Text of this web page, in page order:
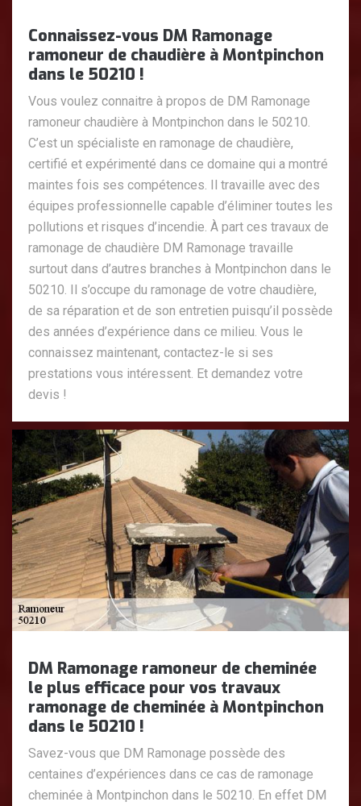
Connaissez-vous DM Ramonage
ramoneur de chaudière à Montpinchon
dans le 50210 !
Vous voulez connaitre à propos de DM Ramonage
ramoneur chaudière à Montpinchon dans le 50210.
C’est un spécialiste en ramonage de chaudière,
certifié et expérimenté dans ce domaine qui a montré
maintes fois ses compétences. Il travaille avec des
équipes professionnelle capable d’éliminer toutes les
pollutions et risques d’incendie. À part ces travaux de
ramonage de chaudière DM Ramonage travaille
surtout dans d’autres branches à Montpinchon dans le
50210. Il s’occupe du ramonage de votre chaudière,
de sa réparation et de son entretien puisqu’il possède
des années d’expérience dans ce milieu. Vous le
connaissez maintenant, contactez-le si ses
prestations vous intéressent. Et demandez votre
devis !
DM Ramonage ramoneur de cheminée
le plus efficace pour vos travaux
ramonage de cheminée à Montpinchon
dans le 50210 !
Savez-vous que DM Ramonage possède des
centaines d’expériences dans ce cas de ramonage
cheminée à Montpinchon dans le 50210. En effet DM